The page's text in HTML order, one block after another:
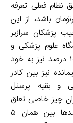
نظام فعلی تعرفه
یک عمل جراحی ۱۰۰ هزارتومان باشد، از این
آن به جیب پزشکان سرازیر
علوم پزشکی و
اعضای هیات عملی تخصیص پیدا می‌کند. ۱۰ درصد نیز به خود
۲۰ درصد باقیمانده نیز بین کادر
و بقیه پرسنل
چیز خاصی تعلق
نمی‌گیرد. به عبارت دیگر ۶۵ درصد درآمدها بین همان ۵